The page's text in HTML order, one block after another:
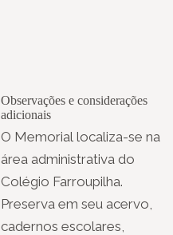
Observações e considerações
adicionais
O Memorial localiza-se na
área administrativa do
Colégio Farroupilha.
Preserva em seu acervo,
cadernos escolares,